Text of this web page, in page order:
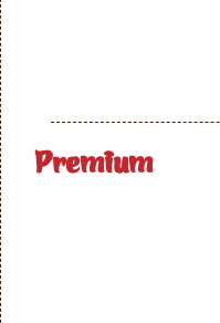
Premium